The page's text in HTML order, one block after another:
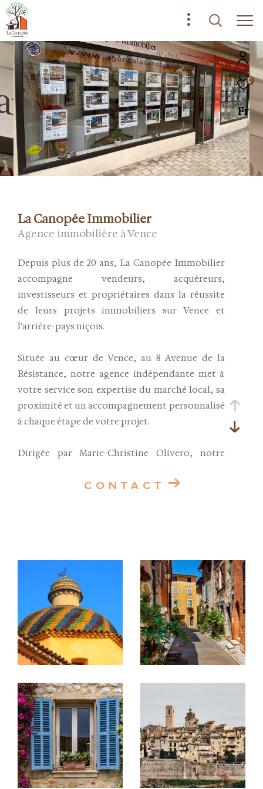
0
Fr
La Canopée Immobilier
Agence immobilière à Vence
Depuis plus de 20 ans, La Canopée Immobilier
accompagne vendeurs, acquéreurs,
investisseurs et propriétaires dans la réussite
de leurs projets immobiliers sur Vence et
l'arrière-pays niçois.
Située au cœur de Vence, au 8 Avenue de la
Résistance, notre agence indépendante met à
votre service son expertise du marché local, sa
proximité et un accompagnement personnalisé
à chaque étape de votre projet.
Dirigée par Marie-Christine Olivero, notre
disponibilité et bonne humeur pour vous
Transaction immobilière
Spécialistes de la vente de villas, maisons,
appartements, terrains et biens de caractère,
nous intervenons principalement sur les
secteurs de Vence, Tourrettes-sur-Loup, Saint-
Jeannet, Gattières, Saint-Paul-de-Vence, La
Colle-sur-Loup, La Gaude et leurs environs.
Grâce à notre parfaite connaissance du marché
local et à une stratégie de commercialisation
adaptée à chaque bien, nous mettons tout en
œuvre pour valoriser votre patrimoine et vous
CONTACT